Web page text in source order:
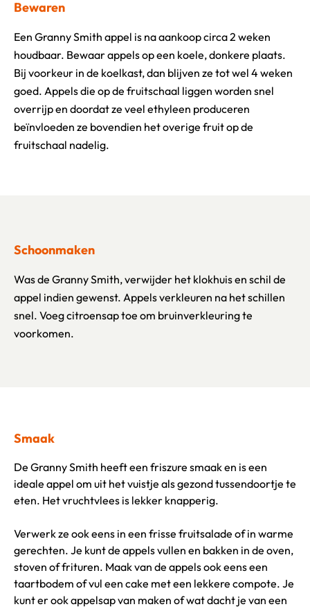
Bewaren
Een Granny Smith appel is na aankoop circa 2 weken
houdbaar. Bewaar appels op een koele, donkere plaats.
Bij voorkeur in de koelkast, dan blijven ze tot wel 4 weken
goed. Appels die op de fruitschaal liggen worden snel
overrijp en doordat ze veel ethyleen produceren
beïnvloeden ze bovendien het overige fruit op de
fruitschaal nadelig.
Schoonmaken
Was de Granny Smith, verwijder het klokhuis en schil de
appel indien gewenst. Appels verkleuren na het schillen
snel. Voeg citroensap toe om bruinverkleuring te
voorkomen.
Smaak
De Granny Smith heeft een friszure smaak en is een
ideale appel om uit het vuistje als gezond tussendoortje te
eten. Het vruchtvlees is lekker knapperig.
Verwerk ze ook eens in een frisse fruitsalade of in warme
gerechten. Je kunt de appels vullen en bakken in de oven,
stoven of frituren. Maak van de appels ook eens een
taartbodem of vul een cake met een lekkere compote. Je
kunt er ook appelsap van maken of wat dacht je van een